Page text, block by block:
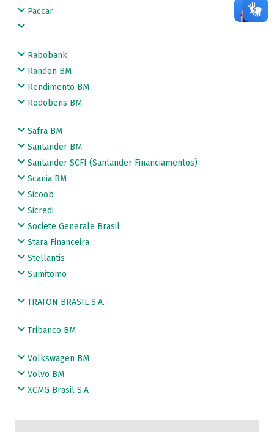
Paccar
Rabobank
Randon BM
Rendimento BM
Rodobens BM
Safra BM
Santander BM
Santander SCFI (Santander Financiamentos)
Scania BM
Sicoob
Sicredi
Societe Generale Brasil
Stara Financeira
Stellantis
Sumitomo
TRATON BRASIL S.A.
Tribanco BM
Volkswagen BM
Volvo BM
XCMG Brasil S.A